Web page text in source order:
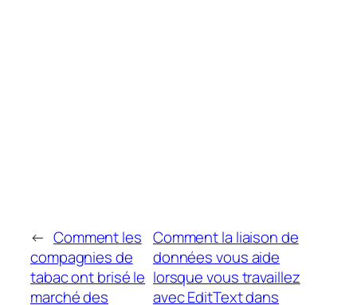
← Comment les
compagnies de
tabac ont brisé le
marché des
Comment la liaison de
données vous aide
lorsque vous travaillez
avec EditText dans